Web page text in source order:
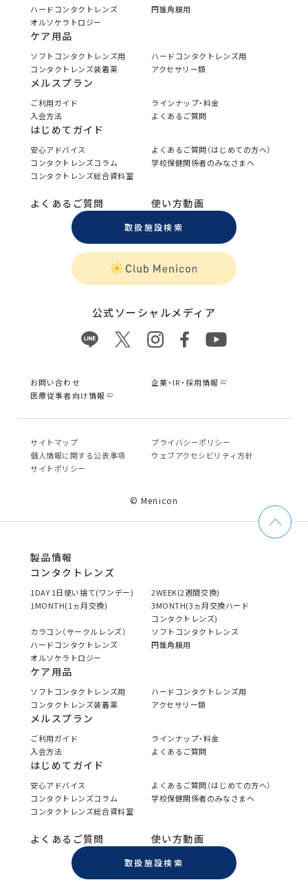
ハードコンタクトレンズ
円錐角膜用
オルソケラトロジー
ケア用品
ソフトコンタクトレンズ用
ハードコンタクトレンズ用
コンタクトレンズ装着薬
アクセサリー類
メルスプラン
ご利用ガイド
ラインナップ・料金
入会方法
よくあるご質問
はじめてガイド
安心アドバイス
よくあるご質問（はじめての方へ）
コンタクトレンズコラム
学校保健関係者のみなさまへ
コンタクトレンズ総合資料室
よくあるご質問 使い方動画
取扱施設検索
公式ソーシャルメディア
お問い合わせ
企業・IR・採用情報
医療従事者向け情報
サイトマップ
プライバシーポリシー
個⼈情報に関する公表事項
ウェブアクセシビリティ方針
サイトポリシー
© Menicon
製品情報
コンタクトレンズ
1DAY 1日使い捨て(ワンデー)
2WEEK(2週間交換)
1MONTH(1ヵ月交換)
3MONTH(3ヵ月交換ハード
コンタクトレンズ)
カラコン（サークルレンズ）
ソフトコンタクトレンズ
ハードコンタクトレンズ
円錐角膜用
オルソケラトロジー
ケア用品
ソフトコンタクトレンズ用
ハードコンタクトレンズ用
コンタクトレンズ装着薬
アクセサリー類
メルスプラン
ご利用ガイド
ラインナップ・料金
入会方法
よくあるご質問
はじめてガイド
安心アドバイス
よくあるご質問（はじめての方へ）
コンタクトレンズコラム
学校保健関係者のみなさまへ
コンタクトレンズ総合資料室
よくあるご質問 使い方動画
取扱施設検索